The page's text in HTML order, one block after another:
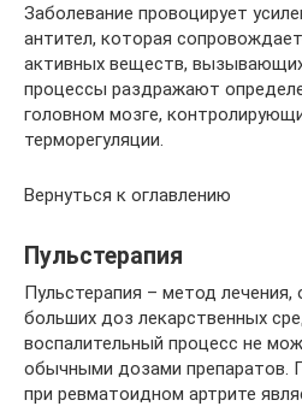
Заболевание провоцирует
антител, которая
активных веществ,
процессы раздражают
головном мозге,
терморегуляции.
Вернуться к оглавлению
Пульстерапия
Пульстерапия – метод лечения,
больших доз лекарственных
воспалительный процесс не
обычными дозами препаратов.
при ревматоидном артрите